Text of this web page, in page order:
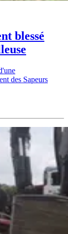
blessé
des Sapeurs